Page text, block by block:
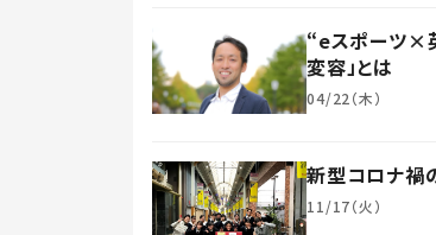
“eスポーツ×
変容」とは
04/22（木）
新型コロナ禍
11/17（火）